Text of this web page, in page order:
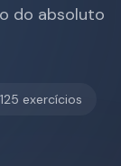
do absoluto
125 exercícios